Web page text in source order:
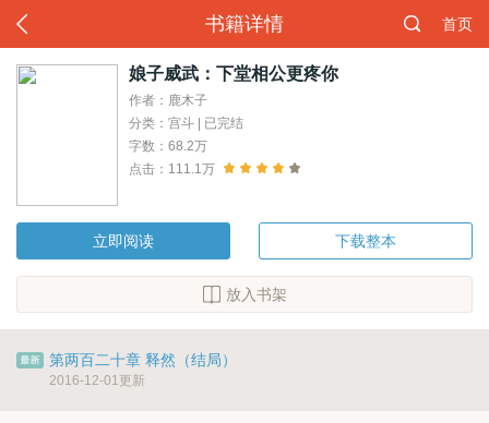
书籍详情 首页
娘子威武：下堂相公更疼你
作者：鹿木子
分类：宫斗 | 已完结
字数：68.2万
点击：111.1万
立即阅读 下载整本
放入书架
第两百二十章 释然（结局）
2016-12-01更新